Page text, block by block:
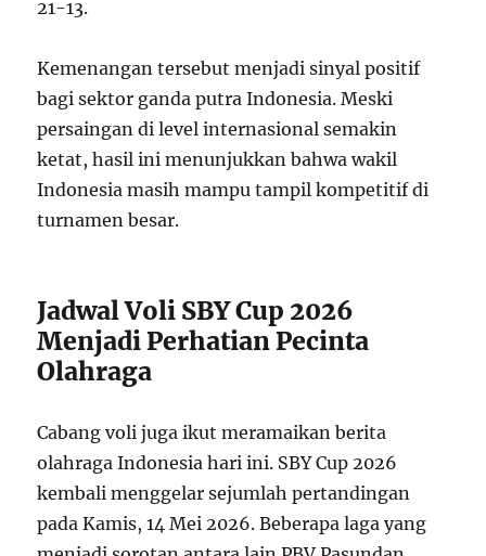
21-13.
Kemenangan tersebut menjadi sinyal positif
bagi sektor ganda putra Indonesia. Meski
persaingan di level internasional semakin
ketat, hasil ini menunjukkan bahwa wakil
Indonesia masih mampu tampil kompetitif di
turnamen besar.
Jadwal Voli SBY Cup 2026
Menjadi Perhatian Pecinta
Olahraga
Cabang voli juga ikut meramaikan berita
olahraga Indonesia hari ini. SBY Cup 2026
kembali menggelar sejumlah pertandingan
pada Kamis, 14 Mei 2026. Beberapa laga yang